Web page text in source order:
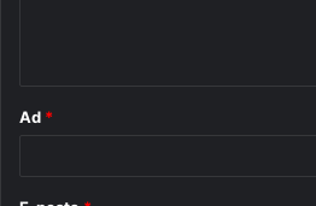
Ad *